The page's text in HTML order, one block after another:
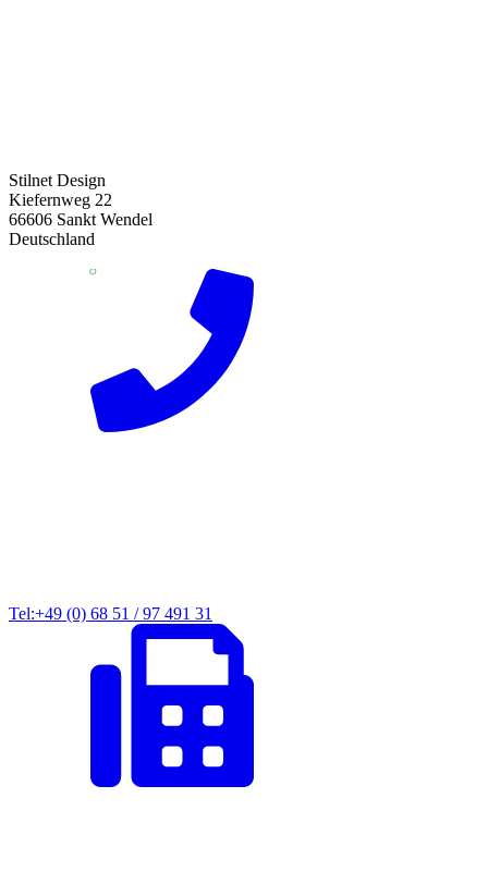
Stilnet Design
Kiefernweg 22
66606 Sankt Wendel
Deutschland
Tel:+49 (0) 68 51 / 97 491 31